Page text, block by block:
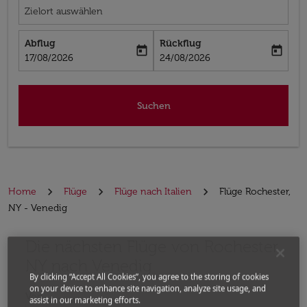
Zielort auswählen
Abflug
fc-booking-departure-date-aria-label
17/08/2026
today
Rückflug
fc-booking-return-date-aria-label
24/08/2026
today
Suchen
Home Flüge Flüge nach Italien
Flüge Rochester,
NY - Venedig
Die nächsten Flüge von Rochester,
Von
By clicking “Accept All Cookies”, you agree to the storing of cookies
on your device to enhance site navigation, analyze site usage, and
assist in our marketing efforts.